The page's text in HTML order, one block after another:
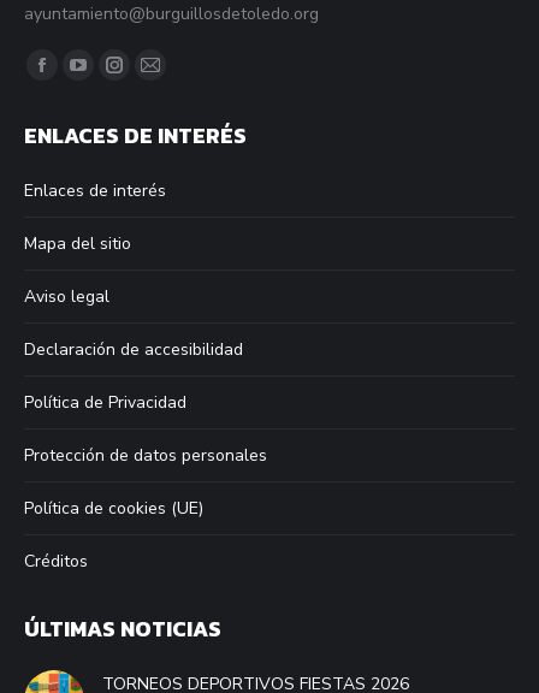
ayuntamiento@burguillosdetoledo.org
Find us on:
Facebook
opens
new
window
YouTube
opens
new
window
Instagram
opens
new
window
Mail
opens
new
ENLACES DE INTERÉS
Enlaces de interés
Mapa del sitio
Aviso legal
Declaración de accesibilidad
Política de Privacidad
Protección de datos personales
Política de cookies (UE)
Créditos
ÚLTIMAS NOTICIAS
TORNEOS DEPORTIVOS FIESTAS 2026